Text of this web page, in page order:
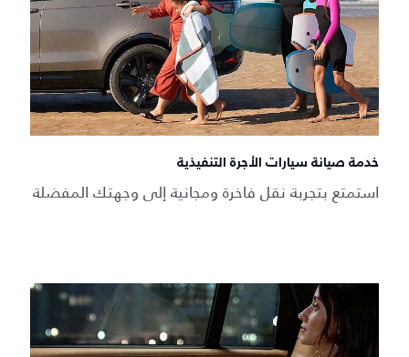
خدمة صيانة سيارات الأجرة التنفيذية
استمتع بتجربة نقل فاخرة ومجانية إلى وجهتك المفضلة